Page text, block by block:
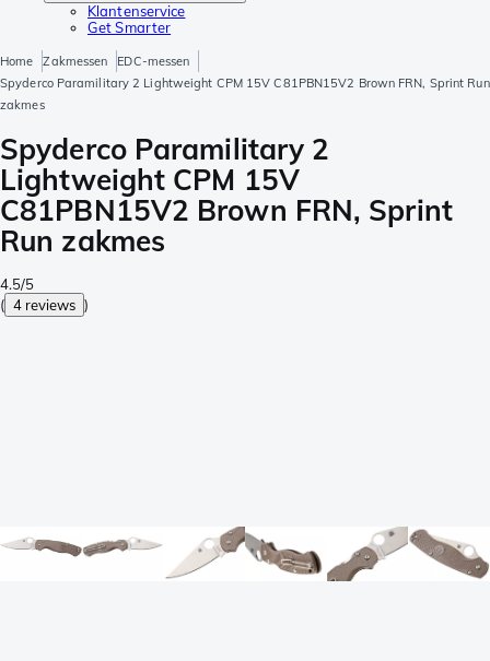
Klantenservice
Get Smarter
Home Zakmessen
EDC-messen
Spyderco Paramilitary 2 Lightweight CPM 15V C81PBN15V2 Brown FRN, Sprint Run
zakmes
Spyderco Paramilitary 2
Lightweight CPM 15V
C81PBN15V2 Brown FRN, Sprint
Run zakmes
4.5/5
( 4 reviews )